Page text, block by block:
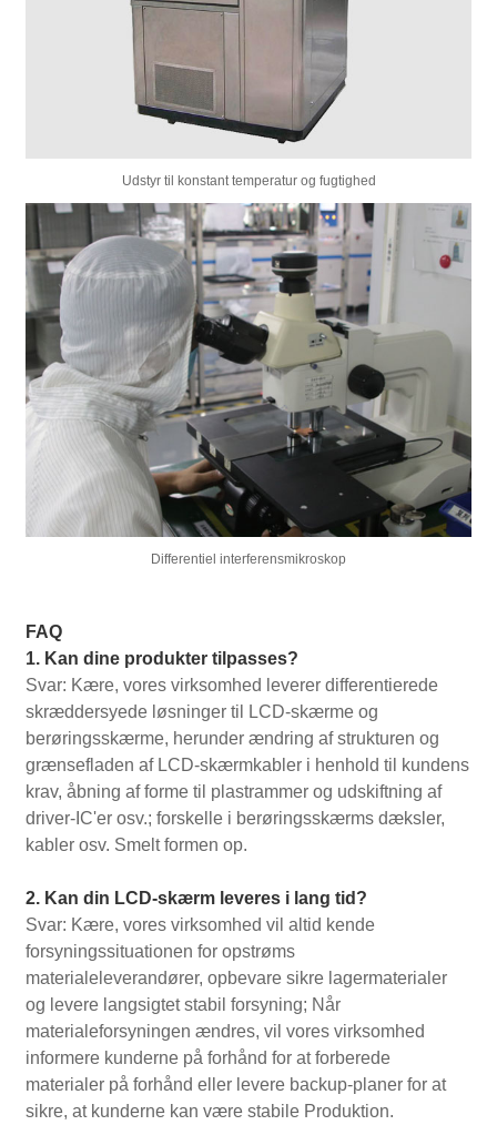
Udstyr til konstant temperatur og fugtighed
Differentiel interferensmikroskop
FAQ
1. Kan dine produkter tilpasses?
Svar: Kære, vores virksomhed leverer differentierede
skræddersyede løsninger til LCD-skærme og
berøringsskærme, herunder ændring af strukturen og
grænsefladen af ​​LCD-skærmkabler i henhold til kundens
krav, åbning af forme til plastrammer og udskiftning af
driver-IC'er osv.; forskelle i berøringsskærms dæksler,
kabler osv. Smelt formen op.
2. Kan din LCD-skærm leveres i lang tid?
Svar: Kære, vores virksomhed vil altid kende
forsyningssituationen for opstrøms
materialeleverandører, opbevare sikre lagermaterialer
og levere langsigtet stabil forsyning; Når
materialeforsyningen ændres, vil vores virksomhed
informere kunderne på forhånd for at forberede
materialer på forhånd eller levere backup-planer for at
sikre, at kunderne kan være stabile Produktion.